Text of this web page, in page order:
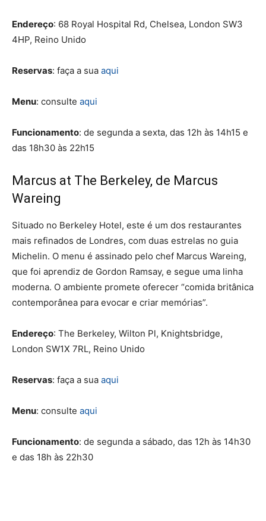
Endereço: 68 Royal Hospital Rd, Chelsea, London SW3
4HP, Reino Unido
Reservas: faça a sua aqui
Menu: consulte aqui
Funcionamento: de segunda a sexta, das 12h às 14h15 e
das 18h30 às 22h15
Marcus at The Berkeley, de Marcus
Wareing
Situado no Berkeley Hotel, este é um dos restaurantes
mais refinados de Londres, com duas estrelas no guia
Michelin. O menu é assinado pelo chef Marcus Wareing,
que foi aprendiz de Gordon Ramsay, e segue uma linha
moderna. O ambiente promete oferecer “comida britânica
contemporânea para evocar e criar memórias”.
Endereço: The Berkeley, Wilton Pl, Knightsbridge,
London SW1X 7RL, Reino Unido
Reservas: faça a sua aqui
Menu: consulte aqui
Funcionamento: de segunda a sábado, das 12h às 14h30
e das 18h às 22h30